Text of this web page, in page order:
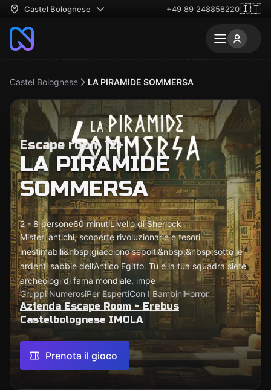
Castel Bolognese +49 89 248858220🇮🇹
Castel Bolognese LA PIRAMIDE SOMMERSA
Escape room 12+
LA PIRAMIDE
SOMMERSA
2 - 8 persone60 minutiLivello di Sherlock
Misteri antichi, scoperte rivoluzionarie e tesori
inestimabili&nbsp;giacciono sepolti&nbsp;&nbsp;sotto le
ardenti sabbie dell’Antico Egitto. Tu e la tua squadra siete
archeologi di fama mondiale, impe
Gruppi NumerosiPer EspertiCon I BambiniHorror
Azienda Escape Room - Erebus
Castelbolognese IMOLA
Prenota il gioco